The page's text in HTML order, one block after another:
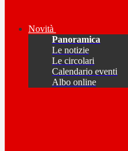
Novità
Panoramica
Le notizie
Le circolari
Calendario eventi
Albo online